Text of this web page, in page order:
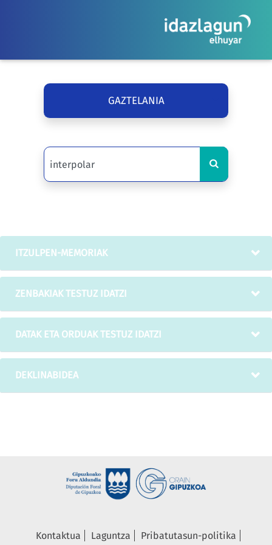
GAZTELANIA
ITZULPEN-MEMORIAK
ZENBAKIAK TESTUZ IDATZI
DATAK ETA ORDUAK TESTUZ IDATZI
DEKLINABIDEA
Kontaktua Laguntza
Pribatutasun-politika